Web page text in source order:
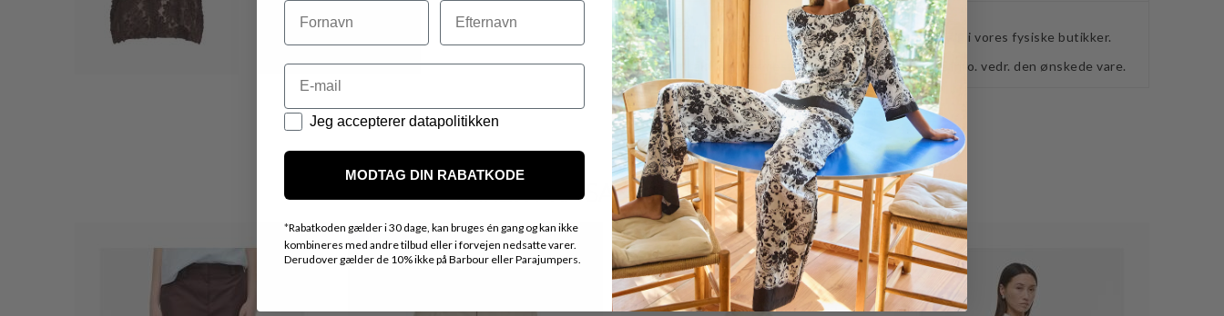
OBS.
Ikke alle vores varer på webshoppen, befinder sig i vores fysiske butikker.
Kontakt din nærmeste forretning for ydeligere info. vedr. den ønskede vare.
VARER FRA SAMME MÆRKE
40% 40%
Navn Efternavn
Email
Datapolitik
Jeg accepterer datapolitikken
MODTAG DIN RABATKODE
*Rabatkoden gælder i 30 dage, kan bruges én gang og kan ikke
kombineres med andre tilbud eller i forvejen nedsatte varer.
Derudover gælder de 10% ikke på Barbour eller Parajumpers.